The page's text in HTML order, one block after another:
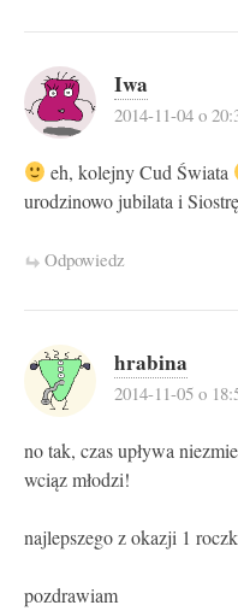
Iwa
2014-11-04 o
eh, kolejny Cud Świata
urodzinowo jubilata i
Odpowiedz
hrabina
2014-11-05 o
no tak, czas upływa
wciąz młodzi!
najlepszego z okazji 1
pozdrawiam